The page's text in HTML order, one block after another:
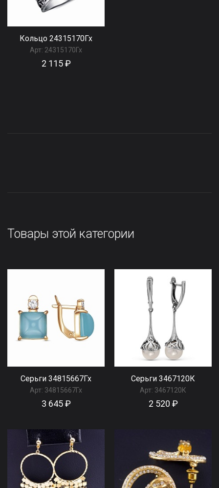
Кольцо 24315170Гх
Арт: 24315170Гх
2 115 ₽
Товары этой категории
Серьги 34815667Гх
Арт: 34815667Гх
3 645 ₽
Серьги 3467120К
Арт: 3467120К
2 520 ₽